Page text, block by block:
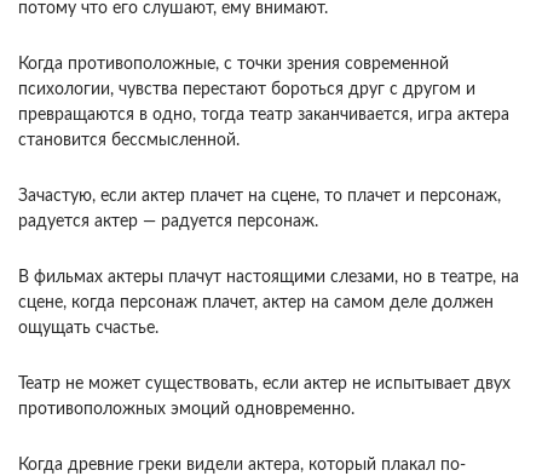
потому что его слушают, ему внимают.
Когда противоположные, с точки зрения современной
психологии, чувства перестают бороться друг с другом и
превращаются в одно, тогда театр заканчивается, игра актера
становится бессмысленной.
Зачастую, если актер плачет на сцене, то плачет и персонаж,
радуется актер — радуется персонаж.
В фильмах актеры плачут настоящими слезами, но в театре, на
сцене, когда персонаж плачет, актер на самом деле должен
ощущать счастье.
Театр не может существовать, если актер не испытывает двух
противоположных эмоций одновременно.
Когда древние греки видели актера, который плакал по-